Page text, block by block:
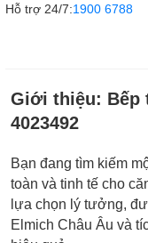
Hỗ trợ 24/7:1900 6788
Giới thiệu: Bếp
4023492
Bạn đang tìm kiếm
toàn và tinh tế cho
lựa chọn lý tưởng,
Elmich Châu Âu và